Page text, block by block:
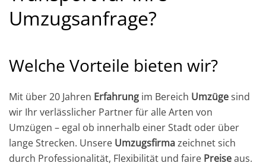
Umzugsanfrage?
Welche Vorteile bieten wir?
Mit über 20 Jahren Erfahrung im Bereich Umzügesind
wir Ihr verlässlicher Partner für alle Arten von
Umzügen – egal ob innerhalb einer Stadt oder über
lange Strecken. Unsere Umzugsfirmazeichnet sich
durch Professionalität, Flexibilität und faire Preiseaus.